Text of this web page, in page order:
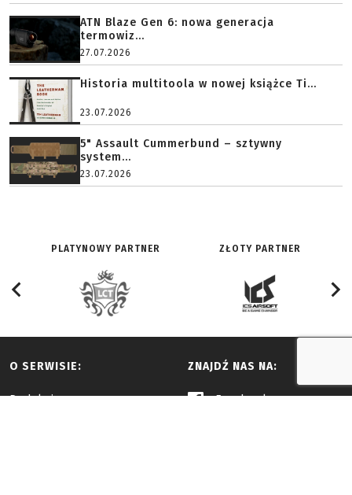
ATN Blaze Gen 6: nowa generacja
termowiz...
27.07.2026
Historia multitoola w nowej książce Ti...
23.07.2026
5" Assault Cummerbund – sztywny
system...
23.07.2026
PLATYNOWY PARTNER ZŁOTY PARTNER
O SERWISIE:
Redakcja
ZNAJDŹ NAS NA:
Facebook